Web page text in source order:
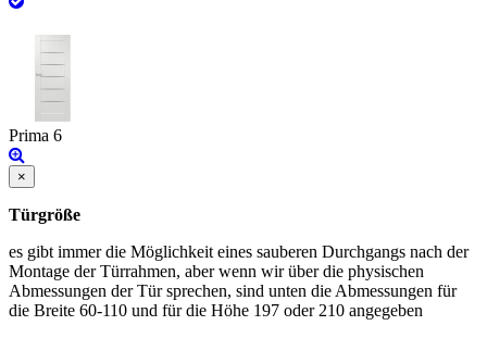
Prima 6
×
Türgröße
es gibt immer die Möglichkeit eines sauberen Durchgangs nach der
Montage der Türrahmen, aber wenn wir über die physischen
Abmessungen der Tür sprechen, sind unten die Abmessungen für
die Breite 60-110 und für die Höhe 197 oder 210 angegeben